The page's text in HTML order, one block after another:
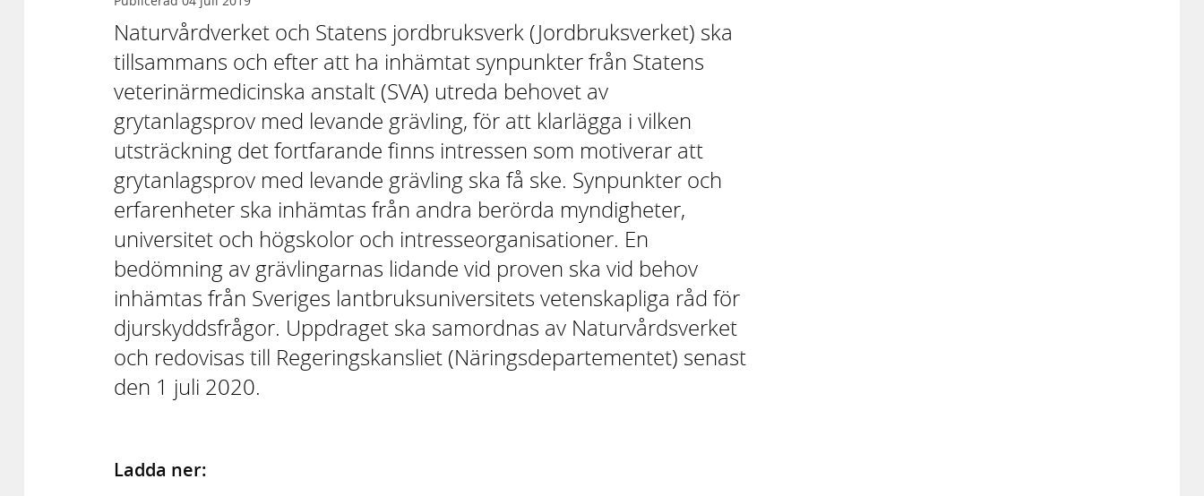
Naturvårdverket och Statens jordbruksverk (Jordbruksverket) ska
tillsammans och efter att ha inhämtat synpunkter från Statens
veterinärmedicinska anstalt (SVA) utreda behovet av
grytanlagsprov med levande grävling, för att klarlägga i vilken
utsträckning det fortfarande finns intressen som motiverar att
grytanlagsprov med levande grävling ska få ske. Synpunkter och
erfarenheter ska inhämtas från andra berörda myndigheter,
universitet och högskolor och intresseorganisationer. En
bedömning av grävlingarnas lidande vid proven ska vid behov
inhämtas från Sveriges lantbruksuniversitets vetenskapliga råd för
djurskyddsfrågor. Uppdraget ska samordnas av Naturvårdsverket
och redovisas till Regeringskansliet (Näringsdepartementet) senast
den 1 juli 2020.
Ladda ner: